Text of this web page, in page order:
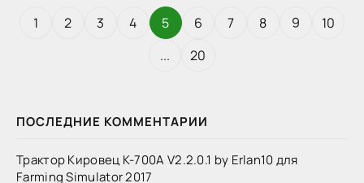
ПОСЛЕДНИЕ КОММЕНТАРИИ
Трактор Кировец К-700А V2.2.0.1 by Erlan10 для
Farming Simulator 2017
1 2 3 4 5 6 7 8 9
10
...
20